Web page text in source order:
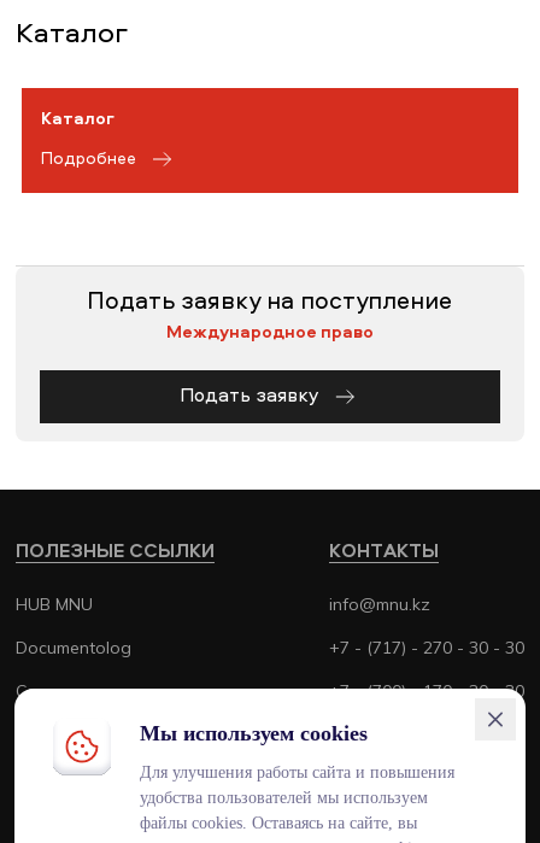
Каталог
Каталог
Подробнее
Подать заявку на поступление
Международное право
Подать заявку
КОНТАКТЫ
info@mnu.kz
+7 - (717) - 270 - 30 - 30
+7 - (700) - 170 - 30 - 30
ПОЛЕЗНЫЕ ССЫЛКИ
HUB MNU
Documentolog
Canvas
Platonus
Outlook
Мы используем cookies
Для улучшения работы сайта и повышения
удобства пользователей мы используем
файлы cookies. Оставаясь на сайте, вы